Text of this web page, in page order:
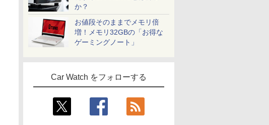
か？
お値段そのままでメモリ倍
増！メモリ32GBの「お得な
ゲーミングノート」
Car Watch をフォローする